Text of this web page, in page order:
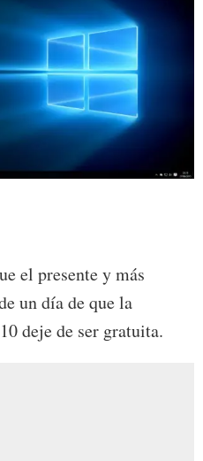
el presente y más
un día de que la
deje de ser gratuita.